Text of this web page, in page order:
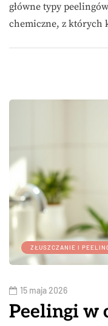
główne typy
chemiczne, z których
ZŁUSZCZANIE I
15 maja 2026
Peelingi w